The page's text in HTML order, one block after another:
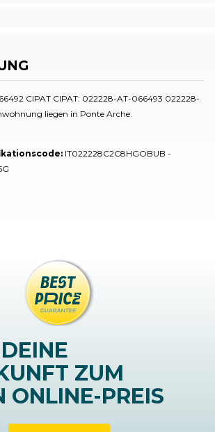
CIPAT CIPAT: 022228-AT-066493 022228-
liegen in Ponte Arche.
IT022228C2C8HGOBUB -
ZUM
ONLINE-PREIS